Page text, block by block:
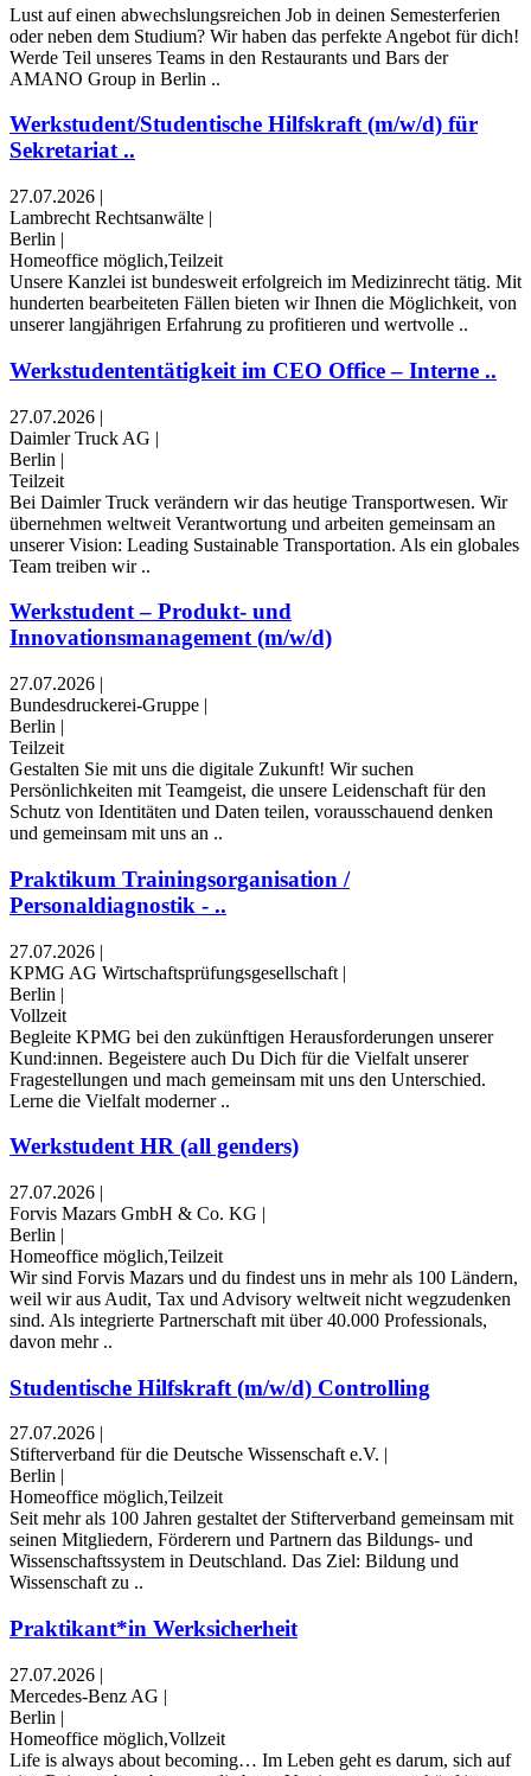
Lust auf einen abwechslungsreichen Job in deinen Semesterferien
oder neben dem Studium? Wir haben das perfekte Angebot für dich!
Werde Teil unseres Teams in den Restaurants und Bars der
AMANO Group in Berlin ..
Werkstudent/Studentische Hilfskraft (m/w/d) für
Sekretariat ..
27.07.2026 |
Lambrecht Rechtsanwälte |
Berlin |
Homeoffice möglich,Teilzeit
Unsere Kanzlei ist bundesweit erfolgreich im Medizinrecht tätig. Mit
hunderten bearbeiteten Fällen bieten wir Ihnen die Möglichkeit, von
unserer langjährigen Erfahrung zu profitieren und wertvolle ..
Werkstudententätigkeit im CEO Office – Interne ..
27.07.2026 |
Daimler Truck AG |
Berlin |
Teilzeit
Bei Daimler Truck verändern wir das heutige Transportwesen. Wir
übernehmen weltweit Verantwortung und arbeiten gemeinsam an
unserer Vision: Leading Sustainable Transportation. Als ein globales
Team treiben wir ..
Werkstudent – Produkt- und
Innovationsmanagement (m/w/d)
27.07.2026 |
Bundesdruckerei-Gruppe |
Berlin |
Teilzeit
Gestalten Sie mit uns die digitale Zukunft! Wir suchen
Persönlichkeiten mit Teamgeist, die unsere Leidenschaft für den
Schutz von Identitäten und Daten teilen, vorausschauend denken
und gemeinsam mit uns an ..
Praktikum Trainingsorganisation /
Personaldiagnostik - ..
27.07.2026 |
KPMG AG Wirtschaftsprüfungsgesellschaft |
Berlin |
Vollzeit
Begleite KPMG bei den zukünftigen Herausforderungen unserer
Kund:innen. Begeistere auch Du Dich für die Vielfalt unserer
Fragestellungen und mach gemeinsam mit uns den Unterschied.
Lerne die Vielfalt moderner ..
Werkstudent HR (all genders)
27.07.2026 |
Forvis Mazars GmbH & Co. KG |
Berlin |
Homeoffice möglich,Teilzeit
Wir sind Forvis Mazars und du findest uns in mehr als 100 Ländern,
weil wir aus Audit, Tax und Advisory weltweit nicht wegzudenken
sind. Als integrierte Partnerschaft mit über 40.000 Professionals,
davon mehr ..
Studentische Hilfskraft (m/w/d) Controlling
27.07.2026 |
Stifterverband für die Deutsche Wissenschaft e.V. |
Berlin |
Homeoffice möglich,Teilzeit
Seit mehr als 100 Jahren gestaltet der Stifterverband gemeinsam mit
seinen Mitgliedern, Förderern und Partnern das Bildungs- und
Wissenschaftssystem in Deutschland. Das Ziel: Bildung und
Wissenschaft zu ..
Praktikant*in Werksicherheit
27.07.2026 |
Mercedes-Benz AG |
Berlin |
Homeoffice möglich,Vollzeit
Life is always about becoming… Im Leben geht es darum, sich auf